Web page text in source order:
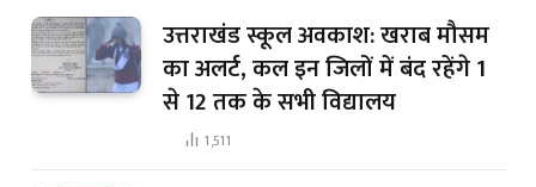
उत्तराखंड स्कूल अवकाश: खराब मौसम
का अलर्ट, कल इन जिलों में बंद रहेंगे 1
से 12 तक के सभी विद्यालय
1,511